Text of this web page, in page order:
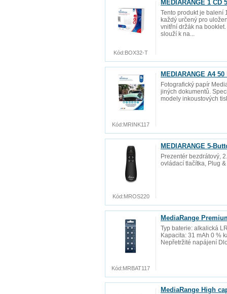
MEDIARANGE 1
Tento produkt je balení
každý určený pro
vnitřní držák na
slouží k na...
Kód:BOX32-T
MEDIARANGE A4
Fotografický papír
jiných dokumentů.
modely inkoustových
Kód:MRINK117
MEDIARANGE 5-
Prezentér bezdrátový,
ovládací tlačítka, Plug
Kód:MROS220
MediaRange
Typ baterie: alkalická
Kapacita: 31 mAh 0 %
Nepřetržité napájení
Kód:MRBAT117
MediaRange High